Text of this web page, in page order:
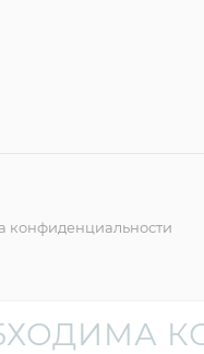
конфиденциальности